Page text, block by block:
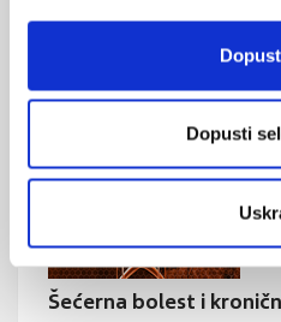
Dopusti
starenje i sve veći trend porasta
razvijenim dijelovima svijeta.
Šećerna bolest i